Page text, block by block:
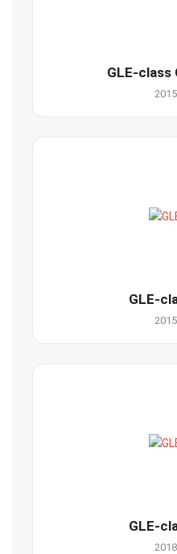
GLE-class
GLE-
GLE-